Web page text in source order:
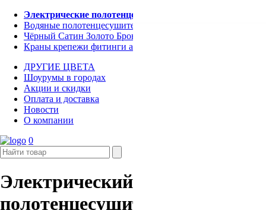
Электрические полотенцесушители
Водяные полотенцесушители
Чёрный Сатин Золото Бронза Графит
Краны крепежи фитинги аксессуары
ДРУГИЕ ЦВЕТА
Шоурумы в городах
Акции и скидки
Оплата и доставка
Новости
О компании
0
Электрический
полотенцесушитель